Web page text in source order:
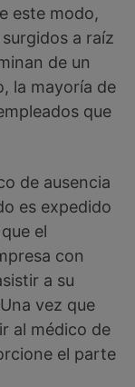
este modo,
a raíz
de un
la mayoría de
que
de ausencia
es expedido
el
con
a su
vez que
al médico de
el parte